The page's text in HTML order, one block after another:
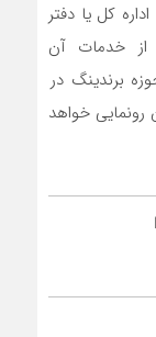
کل یا دفتر
خدمات آن
برندینگ در
خواهد